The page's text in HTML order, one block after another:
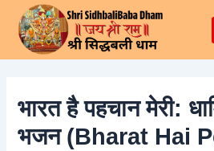
content
भारत है पहचान मेरी:
भजन (Bharat Hai
Post
navigation